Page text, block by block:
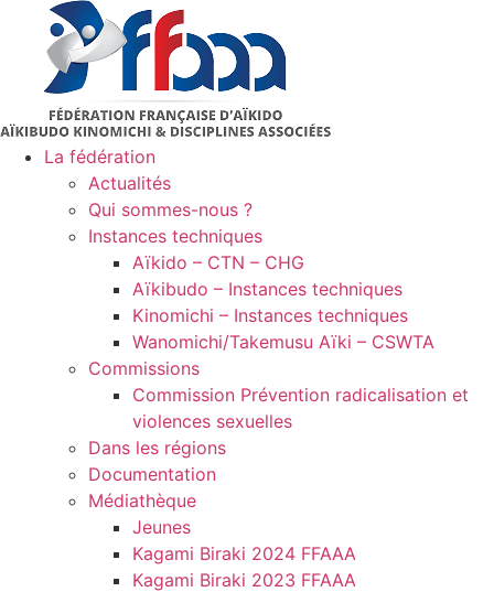
contenu
La fédération
Actualités
Qui sommes-nous ?
Instances techniques
Aïkido – CTN – CHG
Aïkibudo – Instances techniques
Kinomichi – Instances techniques
Wanomichi/Takemusu Aïki – CSWTA
Commissions
Commission Prévention radicalisation et
violences sexuelles
Dans les régions
Documentation
Médiathèque
Jeunes
Kagami Biraki 2024 FFAAA
Kagami Biraki 2023 FFAAA